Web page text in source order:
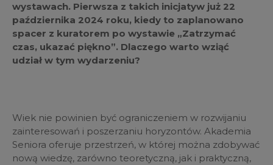
wystawach. Pierwsza z takich inicjatyw już 22
października 2024 roku, kiedy to zaplanowano
spacer z kuratorem po wystawie „Zatrzymać
czas, ukazać piękno”. Dlaczego warto wziąć
udział w tym wydarzeniu?
Wiek nie powinien być ograniczeniem w rozwijaniu
zainteresowań i poszerzaniu horyzontów. Akademia
Seniora oferuje przestrzeń, w której można zdobywać
nową wiedzę, zarówno teoretyczną, jak i praktyczną,